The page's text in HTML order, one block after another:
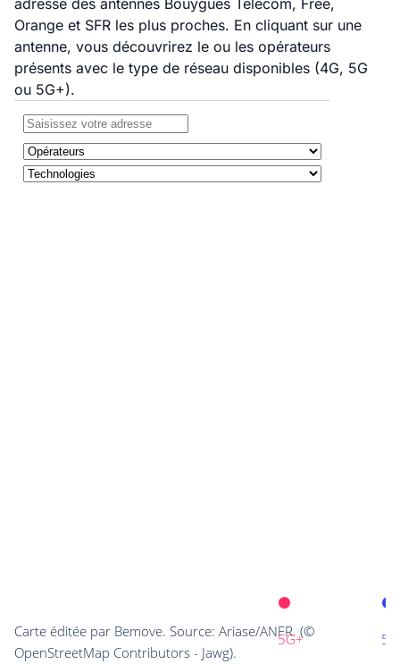
adresse des antennes Bouygues Telecom, Free,
Orange et SFR les plus proches. En cliquant sur une
antenne, vous découvrirez le ou les opérateurs
présents avec le type de réseau disponibles (4G, 5G
ou 5G+).